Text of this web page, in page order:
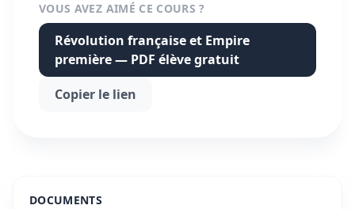
DOCUMENTS
VOUS AVEZ AIMÉ CE COURS ?
Révolution française et Empire
première — PDF élève gratuit
Copier le lien